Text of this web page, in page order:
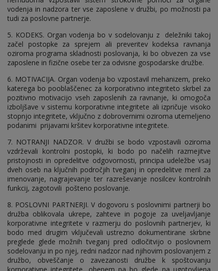
vodenja in nadzora ter vse zaposlene v družbi, po možnosti pa
tudi za poslovne partnerje.
5. KODEKS. Organ vodenja bo v sodelovanju z deležniki takoj
začel postopke za sprejem ali preveritev kodeksa ravnanja
oziroma programa skladnosti poslovanja, ki bo obvezen za vse
zaposlene in fizične osebe ter za odvisne gospodarske družbe.
6. MOTIVACIJA. Organ vodenja bo vzpostavil mehanizem, preko
katerega bo pooblaščenec za korporativno integriteto skrbel za
pozitivno motivacijo vseh zaposlenih za ravnanje, ki omogoča
izboljšave v sistemu korporativne integritete ali izpričuje visoko
stopnjo integritete, vključno z dobrovernimi oziroma utemeljeno
podanimi prijavami kršitev korporativne integritete.
7. NOTRANJI NADZOR. V družbi se bodo vzpostavili oziroma
vzdrževali kontrolni postopki, ki bodo po načelih razmejitve
pristojnosti in opredelitve odgovornosti, principa udeležbe vsaj
dveh oseb na ključnih področjih tveganj in opredelitve meril za
imenovanje, nagrajevanje ter razreševanje nosilcev kontrolnih
funkcij, zagotovili pošteno poslovanje.
8. POSLOVNI PARTNERJI. V dogovoru s poslovnimi partnerji bo
družba oblikovala ukrepe, zahteve in pogoje za uveljavljanje
korporativne integritete v razmerju do poslovnih partnerjev, ki
bodo med drugim vključevali ustrezno dokumentirane skrbne
preglede glede možnih tveganj pred odločitvijo o poslovnem
sodelovanju in po njej, redni nadzor nad njihovim poslovanjem z
družbo, obveščanje o zavezanosti družbe k spoštovanju